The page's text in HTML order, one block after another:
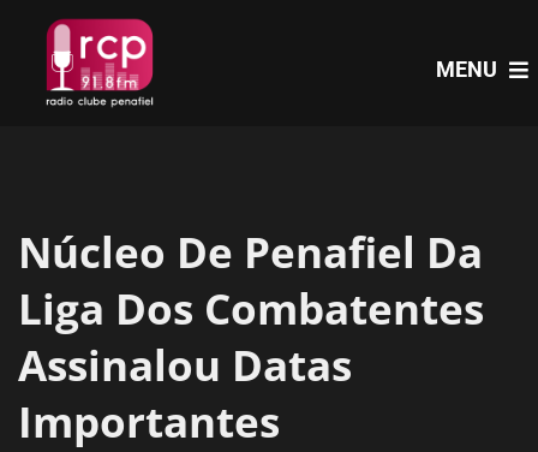
content
MENU
PROGRAMAS
NOTÍCIAS
Núcleo De Penafiel Da
Liga Dos Combatentes
Assinalou Datas
Importantes